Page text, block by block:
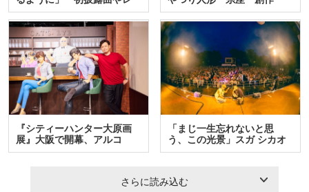
ア…
人…
『シティーハンター大原画
展』大阪で開幕、アルコ
＆…
「まじ一生忘れないと思
う、この光景」スガ シカオ
と…
さらに読み込む